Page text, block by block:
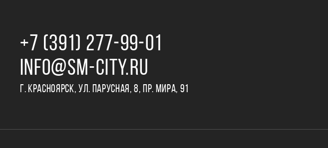
+7 (391) 277‒99‒01
INFO@SM-CITY.RU
Г. КРАСНОЯРСК, УЛ. ПАРУСНАЯ, 8, ПР. МИРА, 91